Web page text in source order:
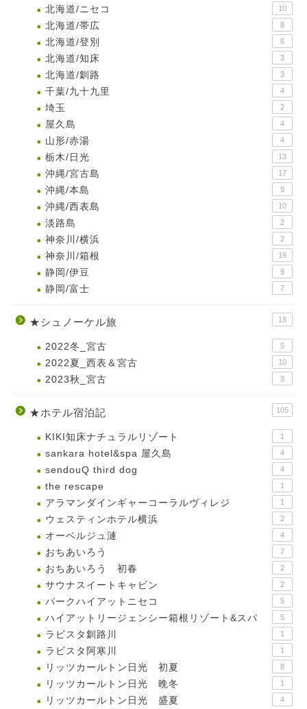
北海道/ニセコ 10
北海道/帯広 8
北海道/登別 6
北海道/知床 3
北海道/釧路 3
千葉/九十九里 4
埼玉 2
屋久島 4
山形/赤湯 4
栃木/日光 13
沖縄/宮古島 17
沖縄/本島 9
沖縄/西表島 10
淡路島 2
神奈川/横浜 2
神奈川/箱根 19
静岡/伊豆 9
静岡/富士 7
★シュノーケル旅 18
2022冬_宮古 5
2022夏_西表＆宮古 10
2023秋_宮古 3
★ホテル宿泊記 105
KIKI知床ナチュラルリゾート 1
sankara hotel&spa 屋久島 4
sendouQ third dog 4
the rescape 1
アラマンダインギャーコーラルヴィレジ 1
ウェスティンホテル横浜 2
オーベルジュ漣 4
おちあいろう 7
おちあいろう 初春 2
サウナスイートキャビン 2
パークハイアットニセコ 5
ハイアットリージェンシー箱根リゾート&スパ 5
ラビスタ釧路川 1
ラビスタ阿寒川 1
リッツカールトン日光 初夏 8
リッツカールトン日光 晩冬 1
リッツカールトン日光 盛夏 4